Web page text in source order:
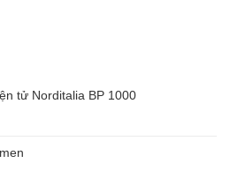
tử Norditalia BP 1000